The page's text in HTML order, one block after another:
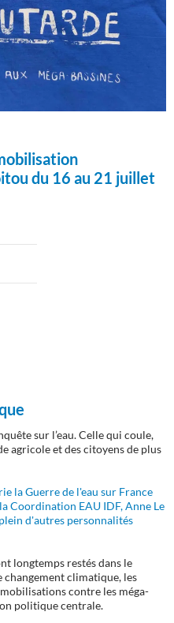
du 16 au 21 juillet
sur l’eau. Celle qui coule,
agricole et des citoyens de plus
la Guerre de l'eau sur France
Coordination EAU IDF, Anne Le
d'autres personnalités
longtemps restés dans le
changement climatique, les
contre les méga-
politique centrale.